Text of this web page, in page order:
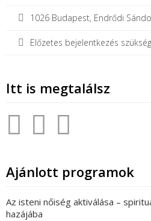
1026 Budapest, Endrődi
Előzetes bejelentkezés
Itt is megtalálsz
Ajánlott programok
Az isteni nőiség aktiválása –
hazájába